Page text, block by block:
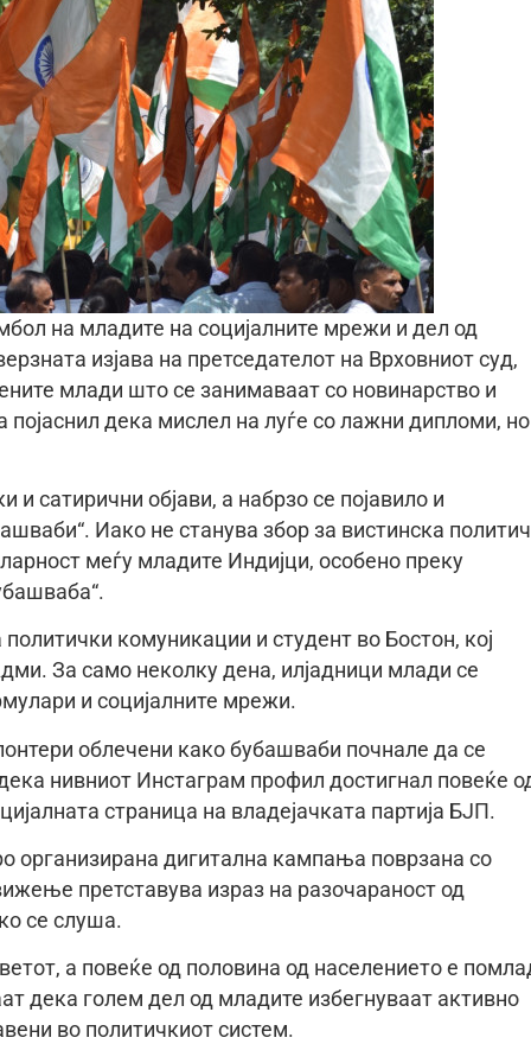
на младите на социјалните мрежи и дел од
изјава на претседателот на Врховниот суд,
млади што се занимаваат со новинарство и
дека мислел на луѓе со лажни дипломи, но
сатирични објави, а набрзо се појавило и
Иако не станува збор за вистинска
меѓу младите Индијци, особено преку
комуникации и студент во Бостон, кој
За само неколку дена, илјадници млади се
и социјалните мрежи.
облечени како бубашваби почнале да се
нивниот Инстаграм профил достигнал повеќе
страница на владејачката партија БЈП.
организирана дигитална кампања поврзана со
претставува израз на разочараност од
се слуша.
а повеќе од половина од населението е
дека голем дел од младите избегнуваат активно
во политичкиот систем.